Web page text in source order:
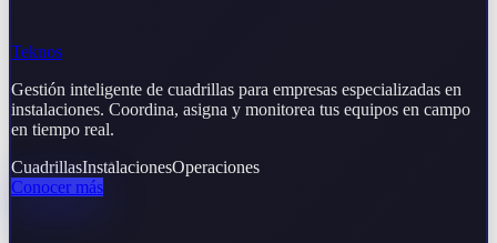
Teknos
Gestión inteligente de cuadrillas para empresas especializadas en
instalaciones. Coordina, asigna y monitorea tus equipos en campo
en tiempo real.
CuadrillasInstalacionesOperaciones
Conocer más